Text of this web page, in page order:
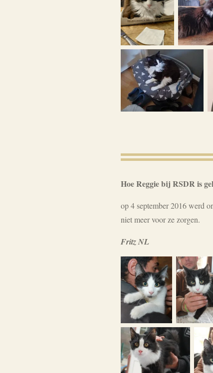
Hoe Reggie bij RSDR is
op 4 september 2016 werd
niet meer voor ze zorgen.
Fritz NL